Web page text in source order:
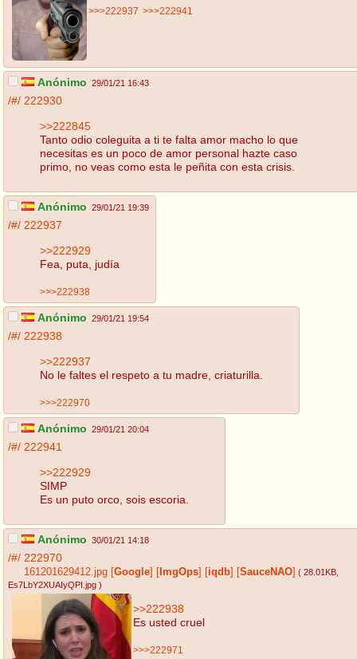
>>>222937 >>>222941
Anónimo 29/01/21 16:43
/#/ 222930
>>222845
Tanto odio coleguita a ti te falta amor macho lo que
necesitas es un poco de amor personal hazte caso
primo, no veas como esta le peñita con esta crisis.
Anónimo 29/01/21 19:39
/#/ 222937
>>222929
Fea, puta, judía
>>>222938
Anónimo 29/01/21 19:54
/#/ 222938
>>222937
No le faltes el respeto a tu madre, criaturilla.
>>>222970
Anónimo 29/01/21 20:04
/#/ 222941
>>222929
SIMP
Es un puto orco, sois escoria.
Anónimo 30/01/21 14:18
/#/ 222970
161201629412.jpg Google ImgOps iqdb SauceNAO ( 28.01KB
Es7LbY2XUAIyQPI.jpg )
>>222938
Es usted cruel
>>>222971